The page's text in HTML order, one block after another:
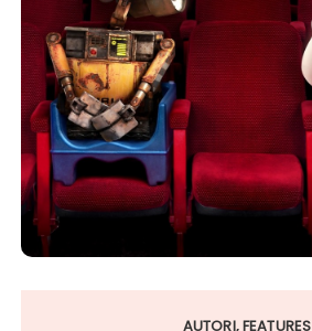
AUTORI FEATURES